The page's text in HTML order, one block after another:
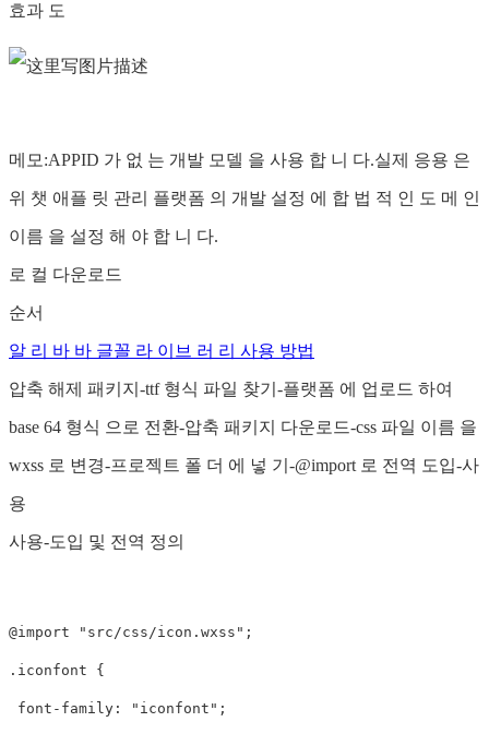
효과 도
메모:APPID 가 없 는 개발 모델 을 사용 합 니 다.실제 응용 은
위 챗 애플 릿 관리 플랫폼 의 개발 설정 에 합 법 적 인 도 메 인
이름 을 설정 해 야 합 니 다.
로 컬 다운로드
순서
알 리 바 바 글꼴 라 이브 러 리 사용 방법
압축 해제 패키지-ttf 형식 파일 찾기-플랫폼 에 업로드 하여
base 64 형식 으로 전환-압축 패키지 다운로드-css 파일 이름 을
wxss 로 변경-프로젝트 폴 더 에 넣 기-@import 로 전역 도입-사
용
사용-도입 및 전역 정의
@import "src/css/icon.wxss";
.iconfont {
font-family: "iconfont";